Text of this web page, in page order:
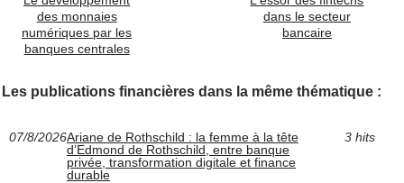
des monnaies
numériques par les
banques centrales
dans le secteur
bancaire
Les publications financières dans la même thématique :
07/8/2026Ariane de Rothschild : la femme à la tête
d’Edmond de Rothschild, entre banque
privée, transformation digitale et finance
durable
3 hits